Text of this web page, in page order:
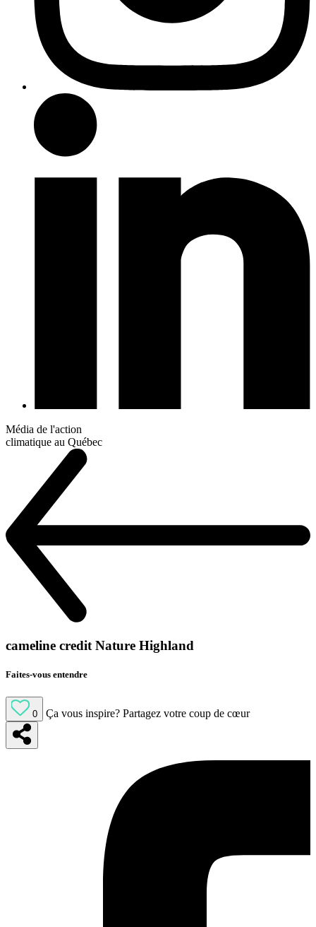
Média de l'action
climatique au Québec
cameline credit Nature Highland
Faites-vous entendre
0 Ça vous inspire? Partagez votre coup de cœur